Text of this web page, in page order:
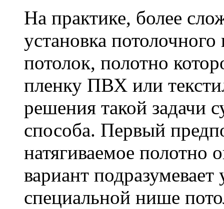
На практике, более
установка
потолок, полотно
пленку ПВХ или
решения такой задачи
способа. Первый
натягиваемое полотно
вариант подразумевает
специальной нише